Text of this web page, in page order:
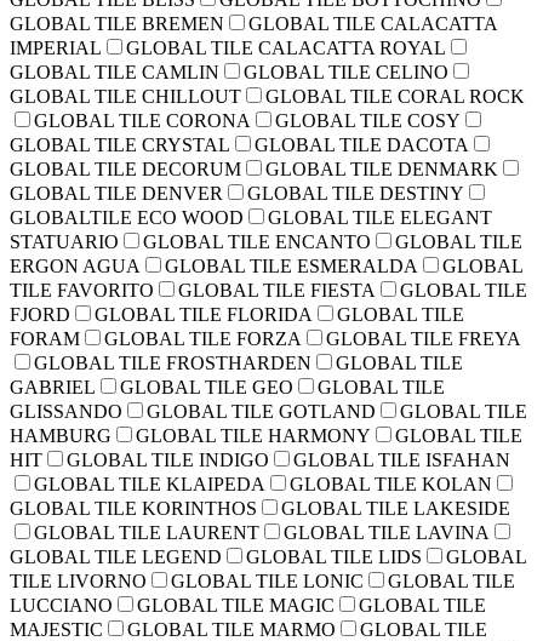
GLOBAL TILE BREMEN
GLOBAL TILE CALACATTA
IMPERIAL
GLOBAL TILE CALACATTA ROYAL
GLOBAL TILE CAMLIN
GLOBAL TILE CELINO
GLOBAL TILE CHILLOUT
GLOBAL TILE CORAL ROCK
GLOBAL TILE CORONA
GLOBAL TILE COSY
GLOBAL TILE CRYSTAL
GLOBAL TILE DACOTA
GLOBAL TILE DECORUM
GLOBAL TILE DENMARK
GLOBAL TILE DENVER
GLOBAL TILE DESTINY
GLOBALTILE ECO WOOD
GLOBAL TILE ELEGANT
STATUARIO
GLOBAL TILE ENCANTO
GLOBAL TILE
ERGON AGUA
GLOBAL TILE ESMERALDA
GLOBAL
TILE FAVORITO
GLOBAL TILE FIESTA
GLOBAL TILE
FJORD
GLOBAL TILE FLORIDA
GLOBAL TILE
FORAM
GLOBAL TILE FORZA
GLOBAL TILE FREYA
GLOBAL TILE FROSTHARDEN
GLOBAL TILE
GABRIEL
GLOBAL TILE GEO
GLOBAL TILE
GLISSANDO
GLOBAL TILE GOTLAND
GLOBAL TILE
HAMBURG
GLOBAL TILE HARMONY
GLOBAL TILE
HIT
GLOBAL TILE INDIGO
GLOBAL TILE ISFAHAN
GLOBAL TILE KLAIPEDA
GLOBAL TILE KOLAN
GLOBAL TILE KORINTHOS
GLOBAL TILE LAKESIDE
GLOBAL TILE LAURENT
GLOBAL TILE LAVINA
GLOBAL TILE LEGEND
GLOBAL TILE LIDS
GLOBAL
TILE LIVORNO
GLOBAL TILE LONIC
GLOBAL TILE
LUCCIANO
GLOBAL TILE MAGIC
GLOBAL TILE
MAJESTIC
GLOBAL TILE MARMO
GLOBAL TILE